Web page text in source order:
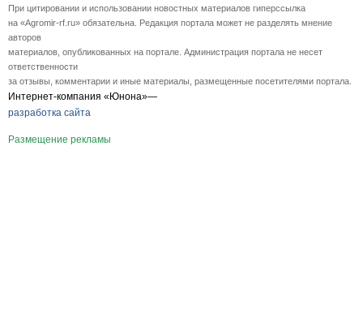
При цитировании и использовании новостных материалов гиперссылка
на «Agromir-rf.ru» обязательна. Редакция портала может не разделять мнение
авторов
материалов, опубликованных на портале. Администрация портала не несет
ответственности
за отзывы, комментарии и иные материалы, размещенные посетителями портала.
Интернет-компания «Юнона»—
разработка сайта
Размещение рекламы